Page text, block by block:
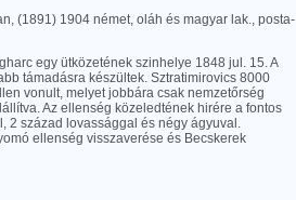
(1891) 1904 német, oláh és magyar lak., posta-
egy ütközetének szinhelye 1848 jul. 15. A
támadásra készültek. Sztratimirovics 8000
vonult, melyet jobbára csak nemzetőrség
Az ellenség közeledtének hirére a fontos
2 század lovassággal és négy ágyuval.
ellenség visszaverése és Becskerek